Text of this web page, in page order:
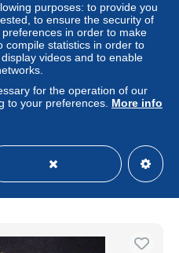
bateau, par avion barré -
Professional
purposes: to provide you
to ensure the security of
in order to make
compile statistics in order to
videos and to enable
for the operation of our
to your preferences. More info